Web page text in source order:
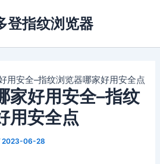
登指纹浏览器
用安全–指纹浏览器哪家好用安全点
家好用安全–指纹
用安全点
2023-06-28